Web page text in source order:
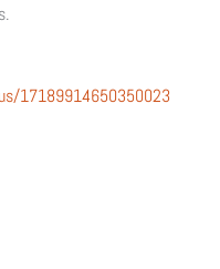
17189914650350023